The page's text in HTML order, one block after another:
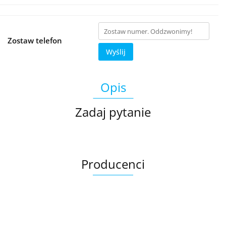
Zostaw telefon
Wyślij
Opis
Zadaj pytanie
Producenci